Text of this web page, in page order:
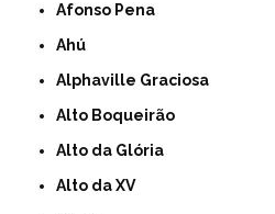
Afonso Pena
Ahú
Alphaville Graciosa
Alto Boqueirão
Alto da Glória
Alto da XV